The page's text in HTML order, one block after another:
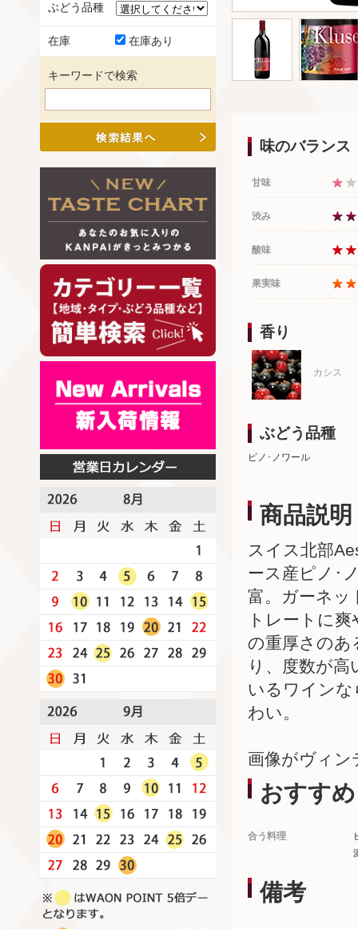
味のバランス
甘味
渋み
酸味
果実味
香り
カシス
ぶどう品種
ピノ･ノワール
商品説明
スイス北部
ース産ピノ･
富。ガーネッ
トレートに
の重厚さのあ
り、度数が
いるワイン
わい。
画像がヴィン
おすすめ
合う料理
備考
ぶどう品種
在庫 在庫あり
キーワードで検索